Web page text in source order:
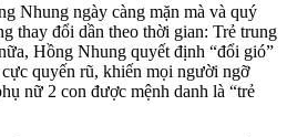
Nhung ngày càng mặn mà và quý
thay đổi dần theo thời gian: Trẻ trung
Hồng Nhung quyết định “đổi gió”
quyến rũ, khiến mọi người ngỡ
nữ 2 con được mệnh danh là “trẻ